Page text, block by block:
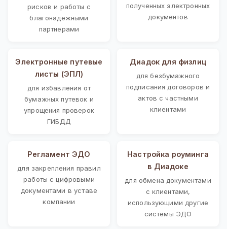
рисков и работы с
благонадежными
партнерами
полученных электронных
документов
Электронные путевые
листы (ЭПЛ)
для избавления от
бумажных путевок и
упрощения проверок
ГИБДД
Диадок для физлиц
для безбумажного
подписания договоров и
актов с частными
клиентами
Регламент ЭДО
для закрепления правил
работы с цифровыми
документами в уставе
компании
Настройка роуминга
в Диадоке
для обмена документами
с клиентами,
использующими другие
системы ЭДО